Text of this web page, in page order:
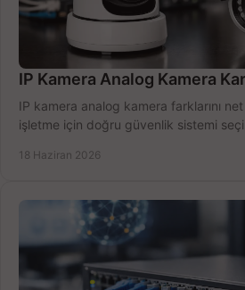
IP Kamera Analog Kamera
IP kamera analog kamera farklarını
işletme için doğru güvenlik sistemi
18 Haziran 2026